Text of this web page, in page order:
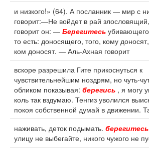
и низкого!» (64). А посланник — мир с
говорит:—Не войдет в рай
говорит он: — Берегитесь
то есть: доносящего, того, кому
ком доносят. — Аль-Ахная говорит
вскоре разрешила Гите прикоснуться к
чувствительнейшим ноздрям, но чуть-
обликом показывая: берегись , я могу
коль так вздумаю. Тенгиз уволился
покоя собственной думай в движении.
наживать, деток подымать. берегитесь
улицу не выбегайте, никого чужого не